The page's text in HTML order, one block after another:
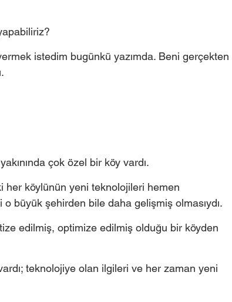
istedim bugünkü yazımda. Beni gerçekten
çok özel bir köy vardı.
her köylünün yeni teknolojileri hemen
büyük şehirden bile daha gelişmiş olmasıydı.
edilmiş, optimize edilmiş olduğu bir köyden
teknolojiye olan ilgileri ve her zaman yeni